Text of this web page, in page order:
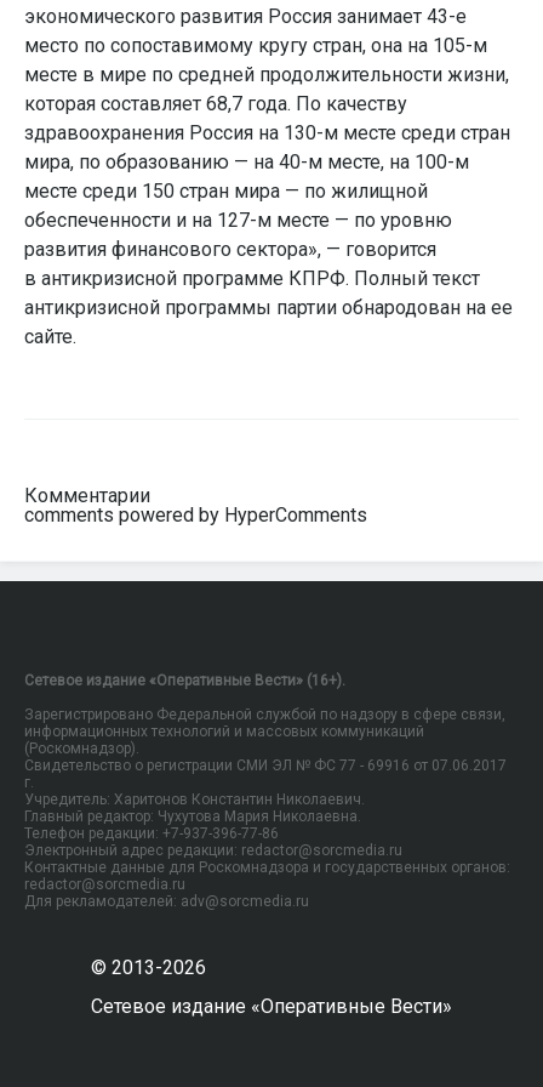
экономического развития Россия занимает 43-е
место по сопоставимому кругу стран, она на 105-м
месте в мире по средней продолжительности жизни,
которая составляет 68,7 года. По качеству
здравоохранения Россия на 130-м месте среди стран
мира, по образованию — на 40-м месте, на 100-м
месте среди 150 стран мира — по жилищной
обеспеченности и на 127-м месте — по уровню
развития финансового сектора», — говорится
в антикризисной программе КПРФ. Полный текст
антикризисной программы партии обнародован на ее
сайте.
Комментарии
comments powered by HyperComments
Сетевое издание «Оперативные Вести» (16+).
Зарегистрировано Федеральной службой по надзору в сфере связи,
информационных технологий и массовых коммуникаций
(Роскомнадзор).
Свидетельство о регистрации СМИ ЭЛ № ФС 77 - 69916 от 07.06.2017
г.
Учредитель: Харитонов Константин Николаевич.
Главный редактор: Чухутова Мария Николаевна.
Телефон редакции: +7-937-396-77-86
Электронный адрес редакции: redactor@sorcmedia.ru
Контактные данные для Роскомнадзора и государственных органов:
redactor@sorcmedia.ru
Для рекламодателей: adv@sorcmedia.ru
© 2013-2026
Сетевое издание «Оперативные Вести»